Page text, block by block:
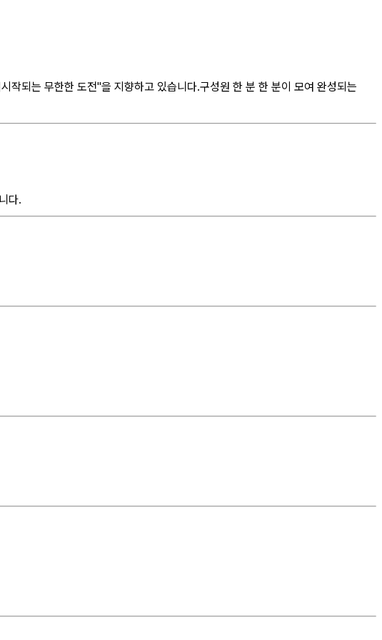
시작되는 무한한 도전"을 지향하고 있습니다.구성원 한 분 한 분이 모여 완성되는
다.